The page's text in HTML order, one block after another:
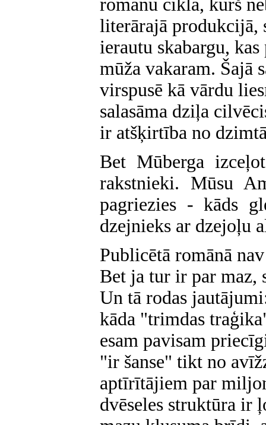
romānu ciklā, kurš
literārajā produkcijā,
ierautu skabargu,
mūža vakaram. Šajā
virspusē kā vārdu
salasāma dziļa
ir atšķirtība no
Bet Mūberga
rakstnieki. Mūsu
pagriezies - kāds
dzejnieks ar dzejoļu
Publicētā romānā
Bet ja tur ir par maz,
Un tā rodas
kāda "trimdas
esam pavisam
"ir šanse" tikt no
aptīrītājiem par
dvēseles struktūra ir